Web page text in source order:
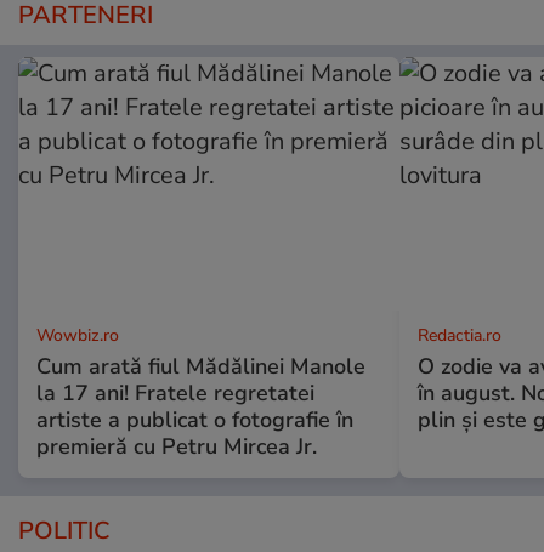
PARTENERI
Wowbiz.ro
Cum arată fiul Mădălinei Manole
la 17 ani! Fratele regretatei
artiste a publicat o fotografie în
premieră cu Petru Mircea Jr.
Redactia.ro
O zodie va
în august.
plin și este
POLITIC